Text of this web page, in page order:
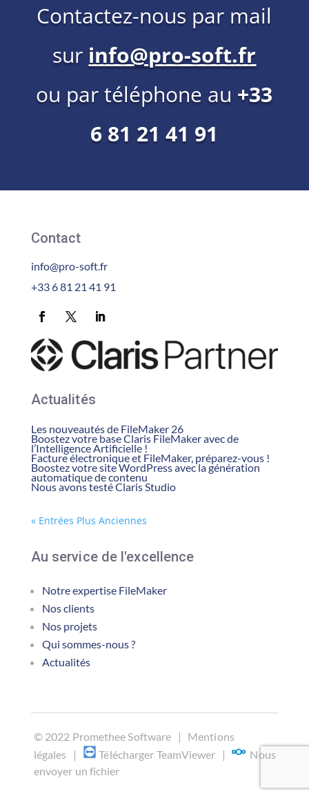
Contactez-nous par mail
sur info@pro-soft.fr
ou par téléphone au +33
6 81 21 41 91
Contact
info@pro-soft.fr
+33 6 81 21 41 91
Actualités
Les nouveautés de FileMaker 26
Boostez votre base Claris FileMaker avec de
l’Intelligence Artificielle !
Facture électronique et FileMaker, préparez-vous !
Boostez votre site WordPress avec la génération
automatique de contenu
Nous avons testé Claris Studio
« Entrées Plus Anciennes
Au service de l'excellence
Notre expertise FileMaker
Nos clients
Nos projets
Qui sommes-nous ?
Actualités
© 2022 Promethee Software | Mentions
légales | Télécharger TeamViewer |
Nous
envoyer un fichier